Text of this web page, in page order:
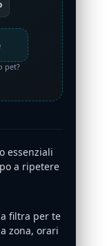
pet?
essenziali
a ripetere
filtra per te
zona, orari